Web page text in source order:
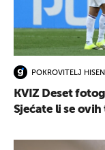
POKROVITELJ
KVIZ Deset
Sjećate li se